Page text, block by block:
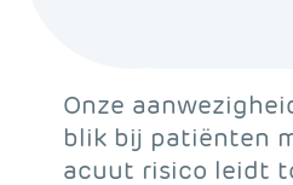
Onze
blik bij patiënten
acuut risico leidt